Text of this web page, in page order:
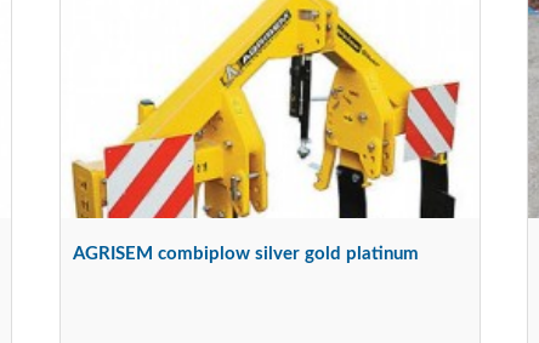
AGRISEM combiplow silver gold platinum